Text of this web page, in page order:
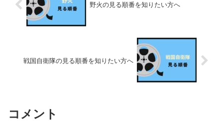
野火の見る順番を知りたい方へ
戦国自衛隊の見る順番を知りたい方へ
コメント